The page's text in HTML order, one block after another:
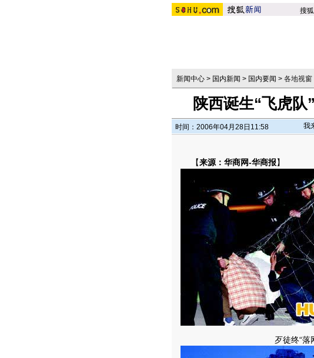
搜
新闻中心 > 国内新闻 > 国内要闻 > 各地视窗
陕西诞生“飞虎
时间：2006年04月28日11:58 我
【来源：华商网-华商报】
歹徒终“落